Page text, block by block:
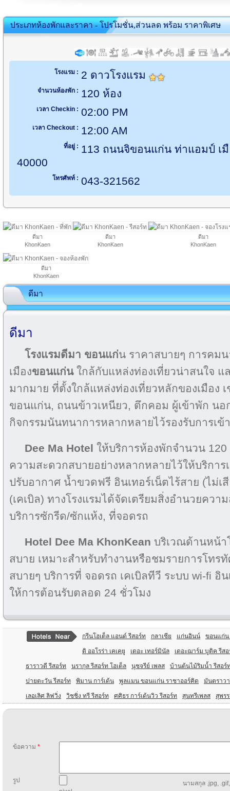
ประเภทห้องพักและราคา - โปรโมชั่น,ส่วนลด พร้อม ราคาพิเศษ
โรงแรม : 2 ดาวโรงแรม
จำนวนห้องพัก : 120 ห้อง
เวลา Checkin : 02:00 PM
เวลา Checkout : 12:00 AM
ที่อยู่ : 113 ถนนจิขอนแก่น ท่าแอมป์ เ
40000
โทรศัพท์ : 043-321562
ดีมา
KhonKaen
ดีมา
KhonKaen
ดีมา
KhonKaen
ดีมา
KhonKaen
ดีมา
ดีมา
โรงแรมดีมา ขอนแก่น ราคาสบายๆ การคม
เมืองขอนแก่น ใกล้กับแหล่งท่องเที่ยวน่าสนใจ
มากมาย ที่ตั้งใกล้แหล่งท่องเที่ยวหลักของเมือง
ขอนแก่น, ถนนข้าวเหนียว, ตึกคอม ผู้เข้าพัก นอ
กิจกรรมนันทนาการหลากหลายไว้รองรับการเ
Dee Ma Hotel ให้บริการห้องพักจำนวน
ความสะดวกสบายอย่างหลากหลายไว้ให้บริการ
ปรับอากาศ น้ำขวดฟรี อินเทอร์เน็ตไร้สาย (ไม่เ
(เคเบิล) ทางโรงแรมได้จัดเตรียมสิ่งอำนวยคว
บริการซักรีด/ซักแห้ง, ที่จอดรถ
Hotel Dee Ma KhonKean บริเวณด้านหน้า
สบาย เหมาะสำหรับทำงานหรือชมรายการโทร
สบายๆ บริการที่ จอดรถ เคเบิลทีวี ระบบ wi-fi อิ
ให้การต้อนรับตลอด 24 ชั่วโมง
กรีนโฮเต็ล แอนด์ รีสอร์ท กลาเซีย แก่นอินน์ ขอนแก่น
ดิ ออโรร่า เคเคยู เดอะ เทอร์มินัล เดอะฌาร์ม บูติค รีส
ธาราวดี รีสอร์ท นรากุล รีสอร์ท โฮเต็ล นุชจรีย์ เพลส บ้านต้นไม้ริมน้ำ รีสอร์
ปายตะวัน รีสอร์ท พิมาน การ์เด้น พูลแมน ขอนแก่น ราชาออร์คิด มันตราวา
เลอเลิศ ลิฟวิ่ง วิชชิ่ง ทรี รีสอร์ท ศศิธร การ์เด้นวิว รีสอร์ท สุนทรีเพลส สุพร
ข้อความ *
รูป
นามสกุล .jpg,